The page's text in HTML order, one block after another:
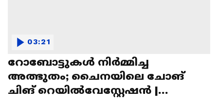
റോബോട്ടുകൾ നിർമ്മിച്ച
അത്ഭുതം; ചൈനയിലെ ചോങ്
ചിങ് റെയിൽവേസ്റ്റേഷൻ |
03:21